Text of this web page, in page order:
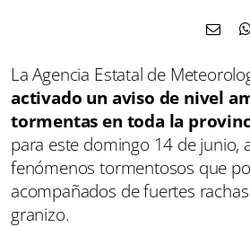
La Agencia Estatal de
activado un aviso de nivel
tormentas en toda la
para este domingo 14 de junio,
fenómenos tormentosos que
acompañados de fuertes
granizo.